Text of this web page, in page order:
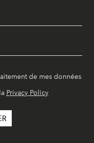
de mes données
Privacy Policy